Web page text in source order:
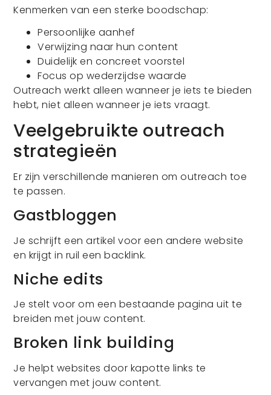
Kenmerken van een sterke boodschap:
Persoonlijke aanhef
Verwijzing naar hun content
Duidelijk en concreet voorstel
Focus op wederzijdse waarde
Outreach werkt alleen wanneer je iets te bieden
hebt, niet alleen wanneer je iets vraagt.
Veelgebruikte outreach
strategieën
Er zijn verschillende manieren om outreach toe
te passen.
Gastbloggen
Je schrijft een artikel voor een andere website
en krijgt in ruil een backlink.
Niche edits
Je stelt voor om een bestaande pagina uit te
breiden met jouw content.
Broken link building
Je helpt websites door kapotte links te
vervangen met jouw content.